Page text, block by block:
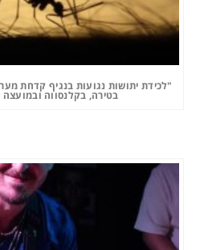
"לכידת יתושות נגועות בנגיף קדחת
בטירה, בקלנסווה